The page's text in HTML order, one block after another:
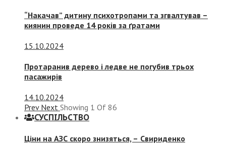
“Накачав” дитину психотропами та згвалтував –
киянин проведе 14 років за ґратами
15.10.2024
Протаранив дерево і ледве не погубив трьох
пасажирів
14.10.2024
Prev Next Showing 1 Of 86
СУСПIЛЬСТВО
Ціни на АЗС скоро знизяться, – Свириденко